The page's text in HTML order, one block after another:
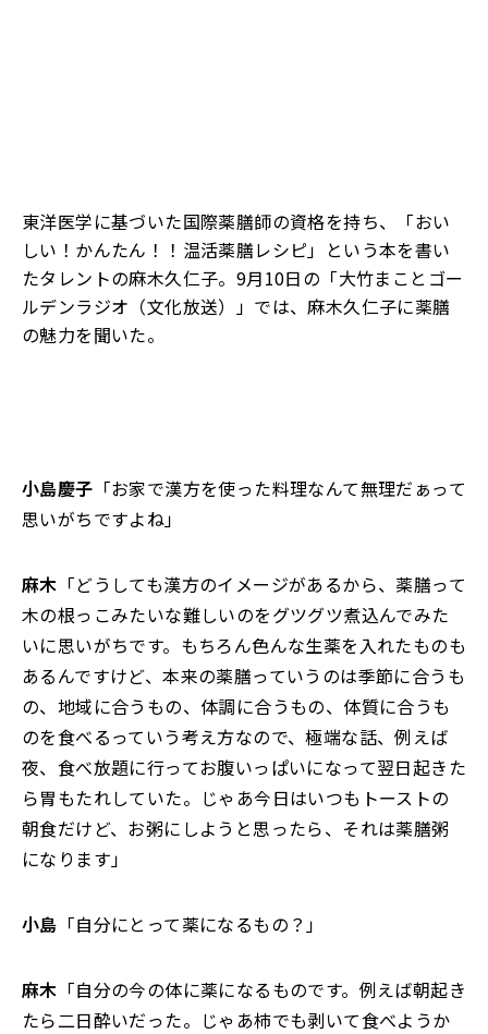
東洋医学に基づいた国際薬膳師の資格を持ち、「おい
しい！かんたん！！温活薬膳レシピ」という本を書い
たタレントの麻木久仁子。 9月10日の 「大竹まことゴー
ルデンラジオ（文化放送）」 では、麻木久仁子に薬膳
の魅力を聞いた。
小島慶子 「お家で漢方を使った料理なんて無理だぁって
思いがちですよね」
麻木 「どうしても漢方のイメージがあるから、薬膳って
木の根っこみたいな難しいのをグツグツ煮込んでみた
いに思いがちです。もちろん色んな生薬を入れたものも
あるんですけど、本来の薬膳っていうのは季節に合うも
の、地域に合うもの、体調に合うもの、体質に合うも
のを食べるっていう考え方なので、極端な話、例えば
夜、食べ放題に行ってお腹いっぱいになって翌日起きた
ら胃もたれしていた。じゃあ今日はいつもトーストの
朝食だけど、お粥にしようと思ったら、それは薬膳粥
になります」
小島 「自分にとって薬になるもの？」
麻木 「自分の今の体に薬になるものです。例えば朝起き
たら二日酔いだった。じゃあ柿でも剥いて食べようか